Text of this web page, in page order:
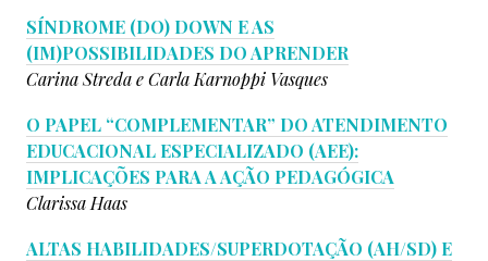
SÍNDROME (DO) DOWN E AS
(IM)POSSIBILIDADES DO APRENDER
Carina Streda eCarla Karnoppi Vasques
O PAPEL “COMPLEMENTAR” DO ATENDIMENTO
EDUCACIONAL ESPECIALIZADO (AEE):
IMPLICAÇÕES PARA A AÇÃO PEDAGÓGICA
Clarissa Haas
ALTAS HABILIDADES/SUPERDOTAÇÃO (AH/SD) E